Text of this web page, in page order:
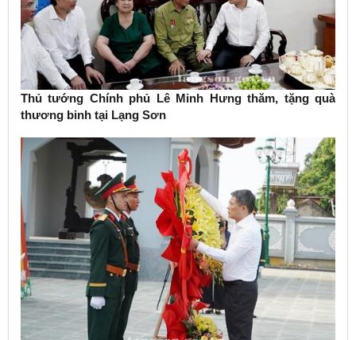
Thủ tướng Chính phủ Lê Minh Hưng thăm, tặng quà
thương binh tại Lạng Sơn